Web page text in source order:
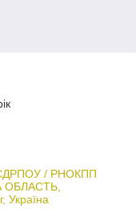
ЄДРПОУ / РНОКПП
ОБЛАСТЬ,
Україна